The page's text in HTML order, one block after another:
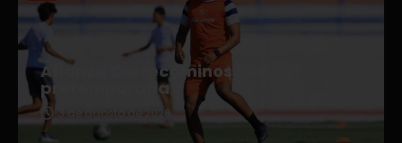
Afianza Correcaminos TDP su
pretemporada
3 de agosto de 2026